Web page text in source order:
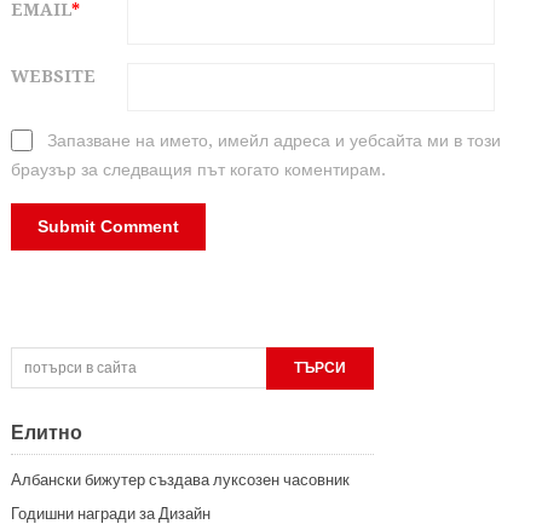
EMAIL*
WEBSITE
Запазване на името, имейл адреса и уебсайта ми в този
браузър за следващия път когато коментирам.
Елитно
Албански бижутер създава луксозен часовник
Годишни награди за Дизайн